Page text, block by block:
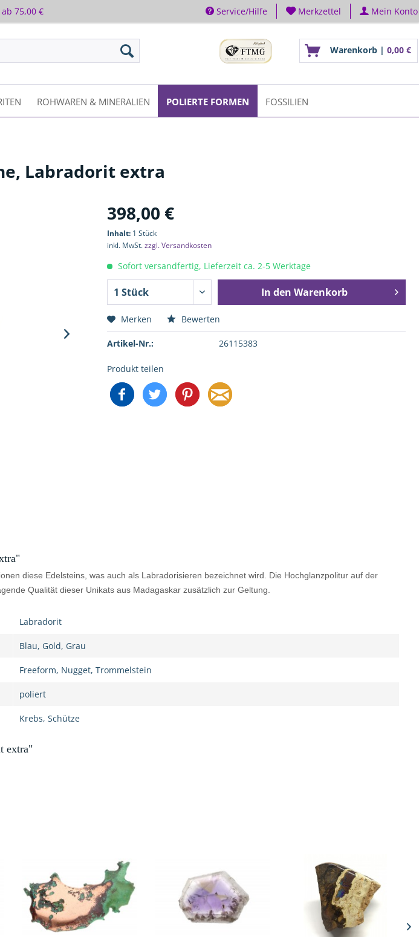
75,00 € Service/Hilfe Merkzettel Mein Konto
Warenkorb | 0,00 €
ROHWAREN & MINERALIEN POLIERTE FORMEN FOSSILIEN
Labradorit extra
398,00 €
Inhalt: 1 Stück
inkl. MwSt.zzgl. Versandkosten
Sofort versandfertig, Lieferzeit ca. 2-5 Werktage
In den Warenkorb
Merken Bewerten
Artikel-Nr.: 26115383
Produkt teilen
diese Edelsteins, was auch als Labradorisieren bezeichnet wird. Die Hochglanzpolitur auf der
Qualität dieser Unikats aus Madagaskar zusätzlich zur Geltung.
Labradorit
Blau, Gold, Grau
Freeform, Nugget, Trommelstein
poliert
Krebs, Schütze
extra"